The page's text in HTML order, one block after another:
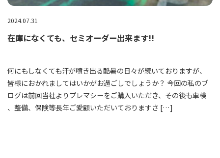
2024.07.31
在庫になくても、セミオーダー出来ます!!
何にもしなくても汗が噴き出る酷暑の日々が続いておりますが、
皆様におかれましてはいかがお過ごしでしょうか？ 今回の私のブ
ログは前回当社よりプレマシーをご購入いただき、その後も車検
、整備、保険等長年ご愛顧いただいておりますさ […]